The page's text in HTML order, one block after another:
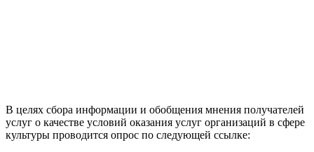
В целях сбора информации и обобщения мнения получателей
услуг о качестве условий оказания услуг организаций в сфере
культуры проводится опрос по следующей ссылке: